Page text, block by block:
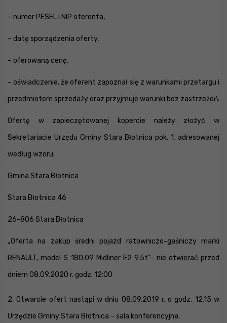
– numer PESEL i NIP oferenta,
– datę sporządzenia oferty,
– oferowaną cenę,
– oświadczenie, że oferent zapoznał się z warunkami przetargu i
przedmiotem sprzedaży oraz przyjmuje warunki bez zastrzeżeń.
Ofertę w zapieczętowanej kopercie należy złożyć w
Sekretariacie Urzędu Gminy Stara Błotnica pok. 1. adresowanej
według wzoru:
Gmina Stara Błotnica
Stara Błotnica 46
26-806 Stara Błotnica
„Oferta na zakup średni pojazd ratowniczo-gaśniczy marki
RENAULT, model S 180.09 Midliner E2 9.5t”- nie otwierać przed
dniem 08.09.2020 r. godz. 12:00
2. Otwarcie ofert nastąpi w dniu 08.09.2019 r. o godz. 12.15 w
Urzędzie Gminy Stara Błotnica – sala konferencyjna.